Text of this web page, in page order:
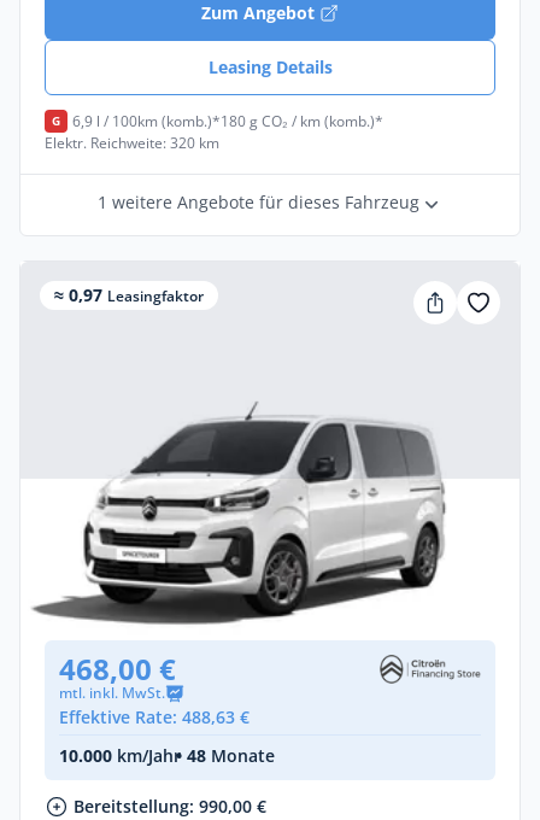
Zum Angebot
Leasing Details
G 6,9 l / 100km (komb.)*180 g CO₂ / km (komb.)*
Elektr. Reichweite: 320 km
1 weitere Angebote für dieses Fahrzeug
≈ 0,97 Leasingfaktor
Privat & Gewerbe
Citroën Spacetourer PLUS (Länge M)
Diesel •Automatik •
Neuwagen(konfigurierbar)
468,00 €
mtl. inkl. MwSt.
Effektive Rate: 488,63 €
10.000 km/Jahr• 48 Monate
Bereitstellung: 990,00 €